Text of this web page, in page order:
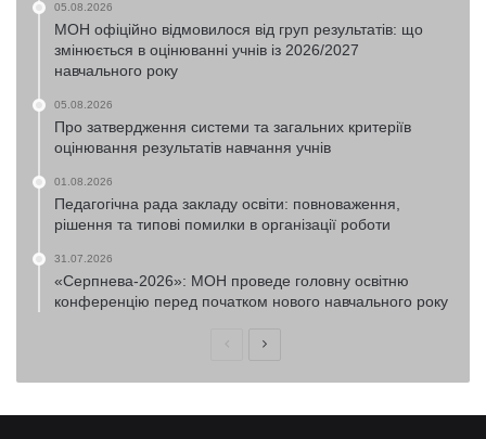
05.08.2026
МОН офіційно відмовилося від груп результатів: що
змінюється в оцінюванні учнів із 2026/2027
навчального року
05.08.2026
Про затвердження системи та загальних критеріїв
оцінювання результатів навчання учнів
01.08.2026
Педагогічна рада закладу освіти: повноваження,
рішення та типові помилки в організації роботи
31.07.2026
«Серпнева-2026»: МОН проведе головну освітню
конференцію перед початком нового навчального року
ПопередняНаступна